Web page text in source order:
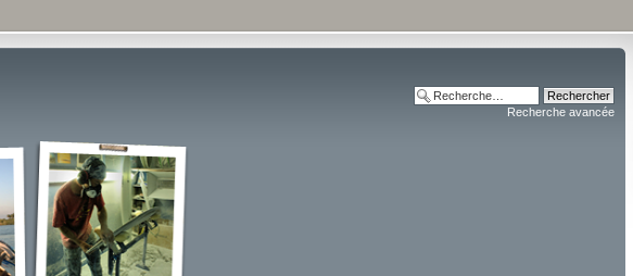
Recherche avancée